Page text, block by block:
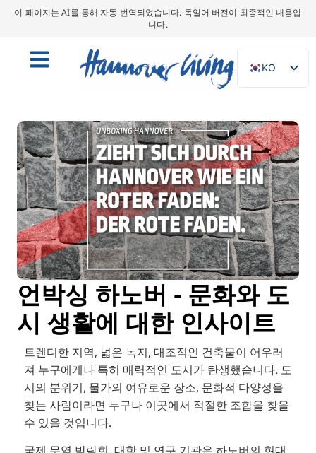
이 페이지는 AI를 통해 자동 번역되었습니다. 독일어 버전이 최종적인 내용입
니다.
KO
DE
NL
PL
ES
IT
DA
SV
FR
PT
TR
RU
FI
ZH
언박싱 하노버 - 문화와 도
시 생활에 대한 인사이트
트렌디한 지역, 넓은 녹지, 대조적인 건축물이 어우러
져 누구에게나 특히 매력적인 도시가 탄생했습니다. 도
시의 분위기, 물가의 여유로운 장소, 문화적 다양성을
찾는 사람이라면 누구나 이곳에서 적절한 조합을 찾을
수 있을 것입니다.